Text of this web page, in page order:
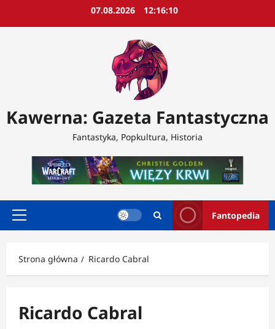
07.08.2026 12:16:12
Kawerna: Gazeta Fantastyczna
Fantastyka, Popkultura, Historia
Menu
Fantopedia
Strona główna Ricardo Cabral
Ricardo Cabral